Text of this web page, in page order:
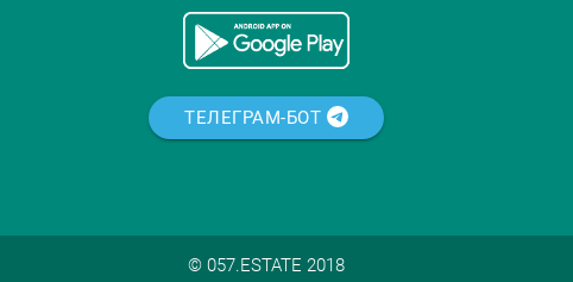
ТЕЛЕГРАМ-БОТ
© 057.ESTATE 2018